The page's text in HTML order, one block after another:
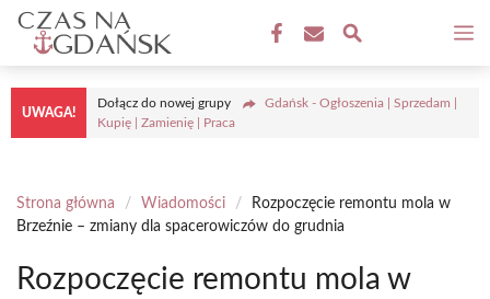
Przejdź
treści
UWAGA!
Dołącz do nowej grupy
Gdańsk - Ogłoszenia | Sprzedam |
Kupię | Zamienię | Praca
Strona główna / Wiadomości /
Rozpoczęcie remontu mola w
Brzeźnie – zmiany dla spacerowiczów do grudnia
Rozpoczęcie remontu mola w